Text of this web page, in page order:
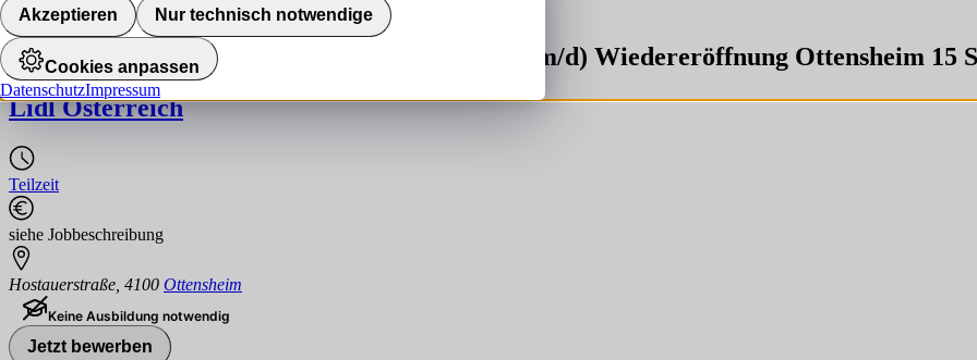
Jobs finden
Verkaufsmitarbeiter/in freitags & samstags (w/m/d) Wiedereröffnung Ottensheim 15
Lidl Österreich
Teilzeit
siehe Jobbeschreibung
Hostauerstraße 4100 Ottensheim
Keine Ausbildung notwendig
Jetzt bewerben
Akzeptieren Nur technisch notwendige
Cookies anpassen
DatenschutzImpressum